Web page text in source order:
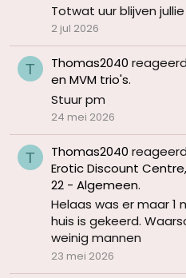
Totwat uur blijven jullie
2 jul 2026
T Thomas2040
en MVM trio's.
Stuur pm
24 mei 2026
T Thomas2040
Erotic Discount
22 - Algemeen.
Helaas was er maar
huis is gekeerd.
weinig mannen
23 mei 2026